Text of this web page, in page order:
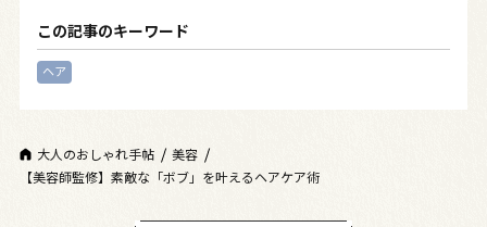
この記事のキーワード
ヘア
大人のおしゃれ手帖
美容
【美容師監修】素敵な「ボブ」を叶えるヘアケア術